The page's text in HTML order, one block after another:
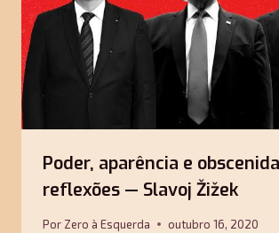
Poder, aparência e
reflexões — Slavoj Žižek
Por Zero à Esquerda outubro 16, 2020